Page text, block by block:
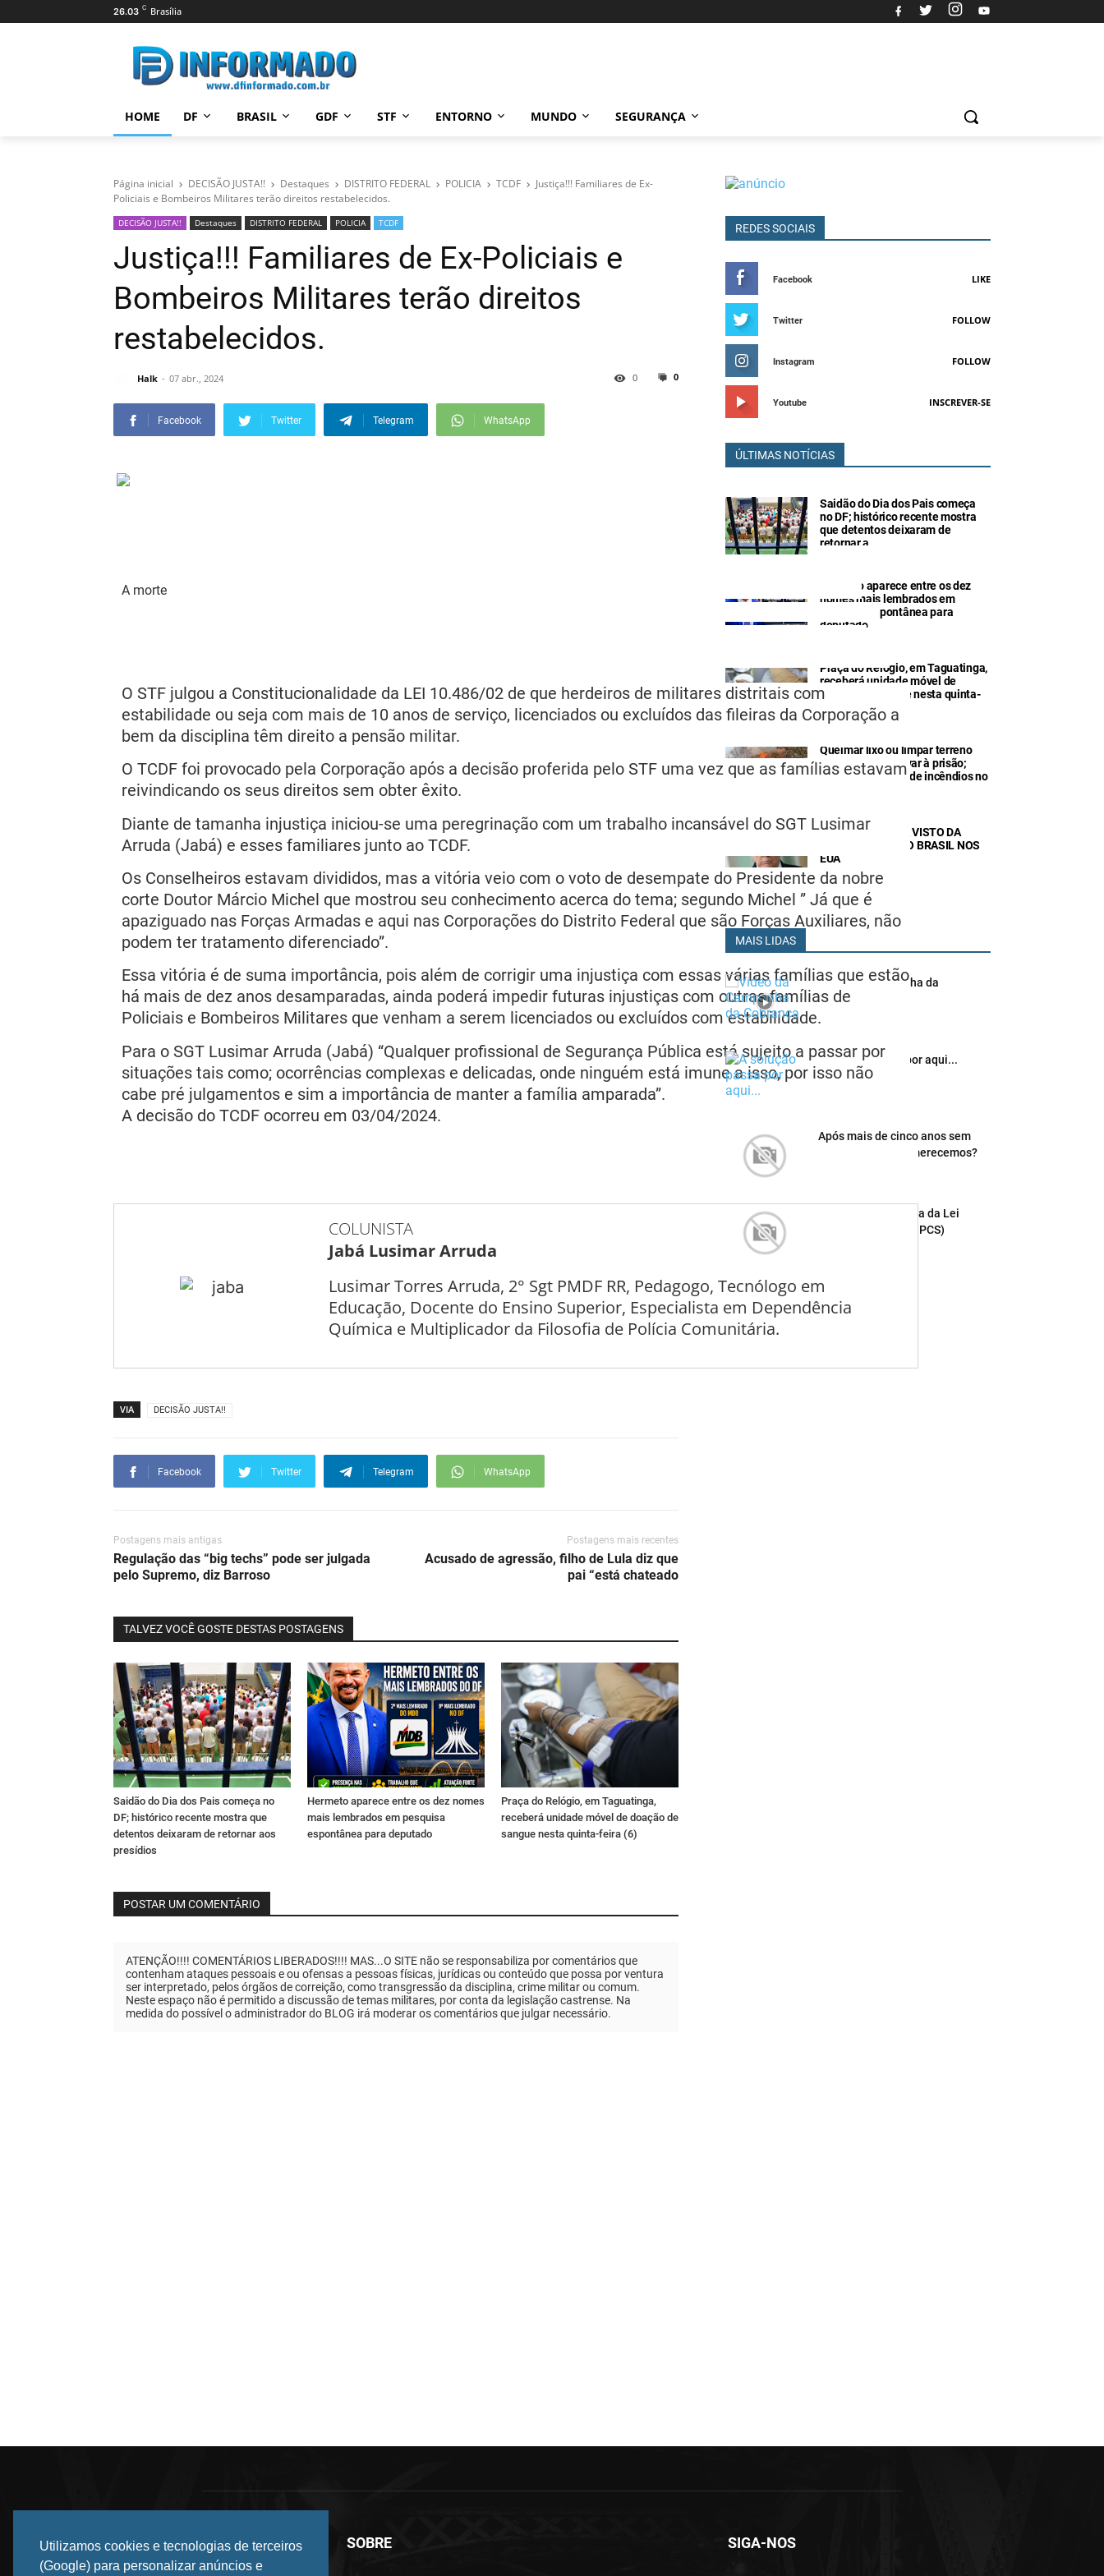
Utilizamos cookies e tecnologias de terceiros
(Google) para personalizar anúncios e
26.03 C Brasília
HOME DF BRASIL GDF STF ENTORNO MUNDO SEGURANÇA
Página inicial DECISÃO JUSTA!! Destaques DISTRITO FEDERAL POLICIA TCDF
Justiça!!! Familiares de Ex-
Policiais e Bombeiros Militares terão direitos restabelecidos.
DECISÃO JUSTA!! Destaques DISTRITO FEDERAL POLICIA TCDF
Justiça!!! Familiares de Ex-Policiais e
Bombeiros Militares terão direitos
restabelecidos.
Halk 07 abr., 2024 0
0
Facebook Twitter Telegram WhatsApp
A morte
O STF julgou a Constitucionalidade da LEI 10.486/02 de que herdeiros de militares distritais com
estabilidade ou seja com mais de 10 anos de serviço, licenciados ou excluídos das fileiras da Corporação a
bem da disciplina têm direito a pensão militar.
O TCDF foi provocado pela Corporação após a decisão proferida pelo STF uma vez que as famílias estavam
reivindicando os seus direitos sem obter êxito.
Diante de tamanha injustiça iniciou-se uma peregrinação com um trabalho incansável do SGT Lusimar
Arruda (Jabá) e esses familiares junto ao TCDF.
Os Conselheiros estavam divididos, mas a vitória veio com o voto de desempate do Presidente da nobre
corte Doutor Márcio Michel que mostrou seu conhecimento acerca do tema; segundo Michel ” Já que é
apaziguado nas Forças Armadas e aqui nas Corporações do Distrito Federal que são Forças Auxiliares, não
podem ter tratamento diferenciado”.
Essa vitória é de suma importância, pois além de corrigir uma injustiça com essas várias famílias que estão
há mais de dez anos desamparadas, ainda poderá impedir futuras injustiças com outras famílias de
Policiais e Bombeiros Militares que venham a serem licenciados ou excluídos com estabilidade.
Para o SGT Lusimar Arruda (Jabá) “Qualquer profissional de Segurança Pública está sujeito a passar por
situações tais como; ocorrências complexas e delicadas, onde ninguém está imune a isso, por isso não
cabe pré julgamentos e sim a importância de manter a família amparada”.
A decisão do TCDF ocorreu em 03/04/2024.
COLUNISTA
Jabá Lusimar Arruda
Lusimar Torres Arruda, 2° Sgt PMDF RR, Pedagogo, Tecnólogo em
Educação, Docente do Ensino Superior, Especialista em Dependência
Química e Multiplicador da Filosofia de Polícia Comunitária.
VIA DECISÃO JUSTA!!
Facebook Twitter Telegram WhatsApp
Postagens mais antigas
Regulação das “big techs” pode ser julgada
pelo Supremo, diz Barroso
Postagens mais recentes
Acusado de agressão, filho de Lula diz que
pai “está chateado
TALVEZ VOCÊ GOSTE DESTAS POSTAGENS
Saidão do Dia dos Pais começa no
DF; histórico recente mostra que
detentos deixaram de retornar aos
presídios
Hermeto aparece entre os dez nomes
mais lembrados em pesquisa
espontânea para deputado
Praça do Relógio, em Taguatinga,
receberá unidade móvel de doação de
sangue nesta quinta-feira (6)
POSTAR UM COMENTÁRIO
ATENÇÃO!!!! COMENTÁRIOS LIBERADOS!!!! MAS...O SITE não se responsabiliza por comentários que
contenham ataques pessoais e ou ofensas a pessoas físicas, jurídicas ou conteúdo que possa por ventura
ser interpretado, pelos órgãos de correição, como transgressão da disciplina, crime militar ou comum.
Neste espaço não é permitido a discussão de temas militares, por conta da legislação castrense. Na
medida do possível o administrador do BLOG irá moderar os comentários que julgar necessário.
REDES SOCIAIS
Facebook LIKE
Twitter FOLLOW
Instagram FOLLOW
Youtube INSCREVER-SE
ÚLTIMAS NOTÍCIAS
Saidão do Dia dos Pais começa
no DF; histórico recente mostra
que detentos deixaram de
retornar a
Hermeto aparece entre os dez
nomes mais lembrados em
pesquisa espontânea para
deputado
Praça do Relógio, em Taguatinga,
receberá unidade móvel de
doação de sangue nesta quinta-
Queimar lixo ou limpar terreno
com fogo pode levar à prisão;
seca amplia risco de incêndios no
TRUMP CANCELA VISTO DA
EMBAIXADORA DO BRASIL NOS
EUA
MAIS LIDAS
Vídeo da Campanha da
Cobrança
A solução passa por aqui...
agosto 15, 2012
Após mais de cinco anos sem
aumento, é o que merecemos?
Mais uma armadilha da Lei
12086/09 (O Vulgo PCS)
SOBRE SIGA-NOS